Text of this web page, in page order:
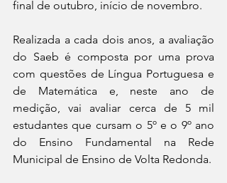
final de outubro, início de novembro.
Realizada a cada dois anos, a avaliação
do Saeb é composta por uma prova
com questões de Língua Portuguesa e
de Matemática e, neste ano de
medição, vai avaliar cerca de 5 mil
estudantes que cursam o 5º e o 9º ano
do Ensino Fundamental na Rede
Municipal de Ensino de Volta Redonda.